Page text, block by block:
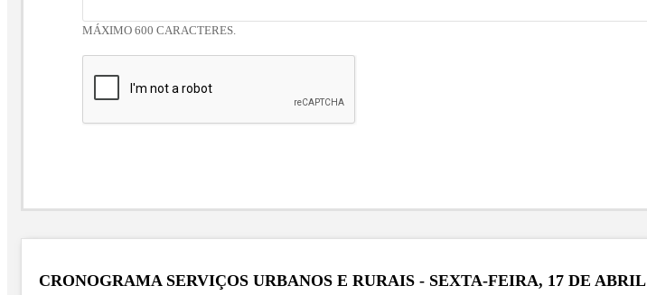
MÁXIMO 600 CARACTERES.
CRONOGRAMA SERVIÇOS URBANOS E RURAIS - SEXTA-FEIRA, 17 DE ABRIL